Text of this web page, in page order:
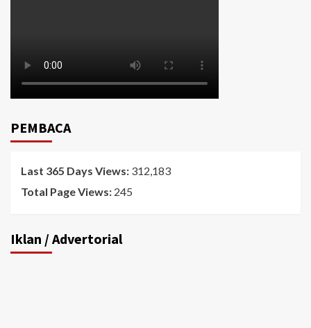
PEMBACA
Last 365 Days Views: 312,183
Total Page Views: 245
Iklan / Advertorial